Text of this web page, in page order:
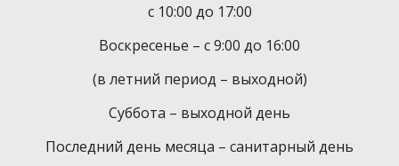
с 10:00 до 17:00
Воскресенье – с 9:00 до 16:00
(в летний период – выходной)
Суббота – выходной день
Последний день месяца – санитарный день